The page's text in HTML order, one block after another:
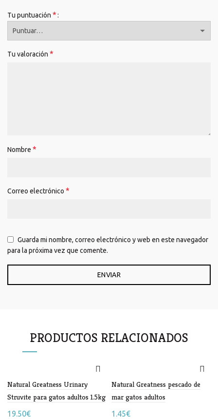
Tu puntuación *
Tu valoración *
Nombre *
Correo electrónico *
Guarda mi nombre, correo electrónico y web en este navegador
para la próxima vez que comente.
PRODUCTOS RELACIONADOS
Natural Greatness Urinary
Struvite para gatos adultos 1.5kg
19.50€
Natural Greatness pescado de
mar gatos adultos
1.45€